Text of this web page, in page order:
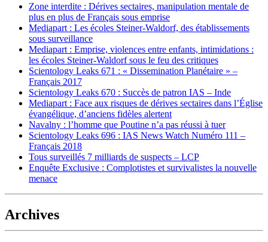
Zone interdite : Dérives sectaires, manipulation mentale de
plus en plus de Français sous emprise
Mediapart : Les écoles Steiner-Waldorf, des établissements
sous surveillance
Mediapart : Emprise, violences entre enfants, intimidations :
les écoles Steiner-Waldorf sous le feu des critiques
Scientology Leaks 671 : « Dissemination Planétaire » –
Français 2017
Scientology Leaks 670 : Succès de patron IAS – Inde
Mediapart : Face aux risques de dérives sectaires dans l’Église
évangélique, d’anciens fidèles alertent
Navalny : l’homme que Poutine n’a pas réussi à tuer
Scientology Leaks 696 : IAS News Watch Numéro 111 –
Français 2018
Tous surveillés 7 milliards de suspects – LCP
Enquête Exclusive : Complotistes et survivalistes la nouvelle
menace
Archives